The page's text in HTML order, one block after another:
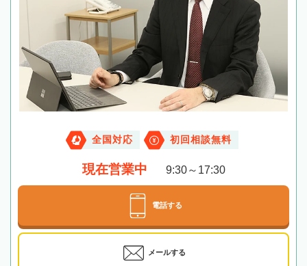
全国対応 初回相談無料
現在営業中 9:30～17:30
電話する
メールする